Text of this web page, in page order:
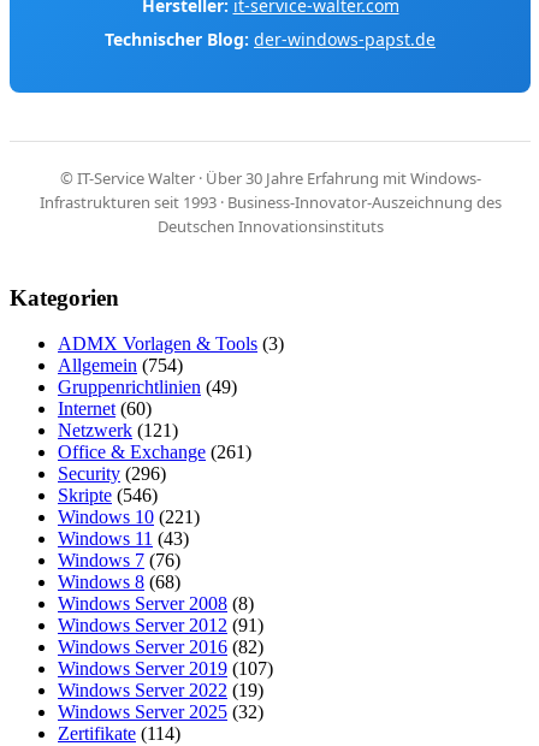
Hersteller: it-service-walter.com
Technischer Blog: der-windows-papst.de
© IT-Service Walter · Über 30 Jahre Erfahrung mit Windows-
Infrastrukturen seit 1993 · Business-Innovator-Auszeichnung des
Deutschen Innovationsinstituts
Kategorien
ADMX Vorlagen & Tools (3)
Allgemein (754)
Gruppenrichtlinien (49)
Internet (60)
Netzwerk (121)
Office & Exchange (261)
Security (296)
Skripte (546)
Windows 10 (221)
Windows 11 (43)
Windows 7 (76)
Windows 8 (68)
Windows Server 2008 (8)
Windows Server 2012 (91)
Windows Server 2016 (82)
Windows Server 2019 (107)
Windows Server 2022 (19)
Windows Server 2025 (32)
Zertifikate (114)